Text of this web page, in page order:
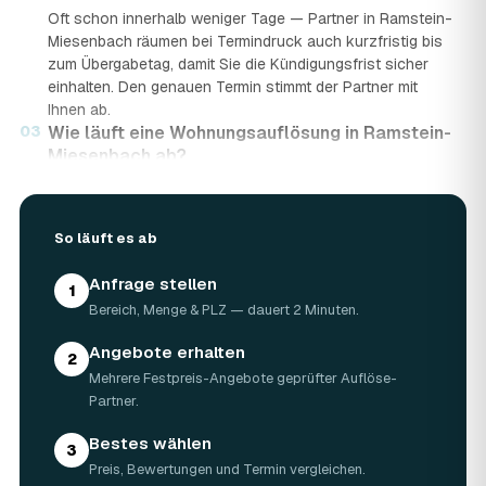
Oft schon innerhalb weniger Tage — Partner in Ramstein-
Miesenbach räumen bei Termindruck auch kurzfristig bis
zum Übergabetag, damit Sie die Kündigungsfrist sicher
einhalten. Den genauen Termin stimmt der Partner mit
Ihnen ab.
03 Wie läuft eine Wohnungsauflösung in Ramstein-
Miesenbach ab?
Auflöse-Partner aus Ramstein-Miesenbach senden
Bewertungen und Termin und wählen das beste Angebot.
Am vereinbarten Tag wird die Wohnung geräumt,
fachgerecht entsorgt und auf Wunsch besenrein
übergeben.
Wie lange dauert eine Wohnungsauflösung?
Die meisten Wohnungen in Ramstein-Miesenbach sind an
vielen Quadratmetern oder schwieriger Zufahrt können es
zwei Tage werden — der Partner nennt Ihnen die
So läuft es ab
1 Anfrage stellen
Bereich, Menge & PLZ — dauert 2 Minuten.
2 Angebote erhalten
Mehrere Festpreis-Angebote geprüfter Auflöse-
Partner.
3 Bestes wählen
Preis, Bewertungen und Termin vergleichen.